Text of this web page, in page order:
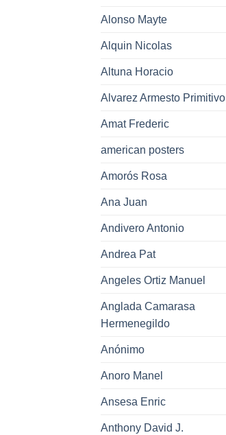
Alonso Mayte
Alquin Nicolas
Altuna Horacio
Alvarez Armesto Primitivo
Amat Frederic
american posters
Amorós Rosa
Ana Juan
Andivero Antonio
Andrea Pat
Angeles Ortiz Manuel
Anglada Camarasa
Hermenegildo
Anónimo
Anoro Manel
Ansesa Enric
Anthony David J.